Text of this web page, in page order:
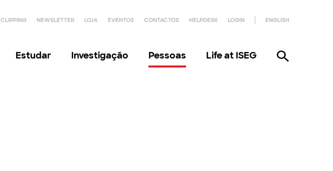
CLIPPING NEWSLETTER LOJA EVENTOS CONTACTOS HELPDESK LOGIN ENGLISH
Estudar Investigação Pessoas Life at ISEG